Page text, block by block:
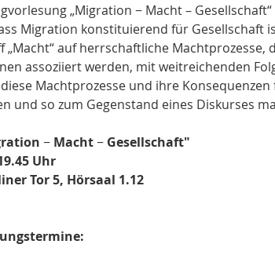
„Migration − Macht –
Migration konstituierend für Gesellschaft
„Macht“ auf herrschaftliche Machtprozesse,
assoziiert werden, mit weitreichenden
Machtprozesse und ihre
und so zum Gegenstand eines Diskurses
− Macht − Gesellschaft"
Uhr
Tor 5, Hörsaal 1.12